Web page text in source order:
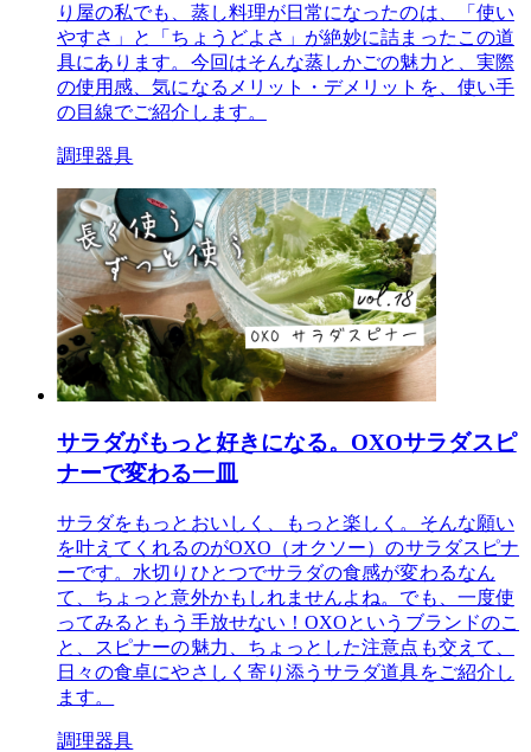
り屋の私でも、蒸し料理が日常になったのは、「使い
やすさ」と「ちょうどよさ」が絶妙に詰まったこの道
具にあります。今回はそんな蒸しかごの魅力と、実際
の使用感、気になるメリット・デメリットを、使い手
の目線でご紹介します。
調理器具
サラダがもっと好きになる。OXOサラダスピ
ナーで変わる一皿
サラダをもっとおいしく、もっと楽しく。そんな願い
を叶えてくれるのがOXO（オクソー）のサラダスピナ
ーです。水切りひとつでサラダの食感が変わるなん
て、ちょっと意外かもしれませんよね。でも、一度使
ってみるともう手放せない！OXOというブランドのこ
と、スピナーの魅力、ちょっとした注意点も交えて、
日々の食卓にやさしく寄り添うサラダ道具をご紹介し
ます。
調理器具